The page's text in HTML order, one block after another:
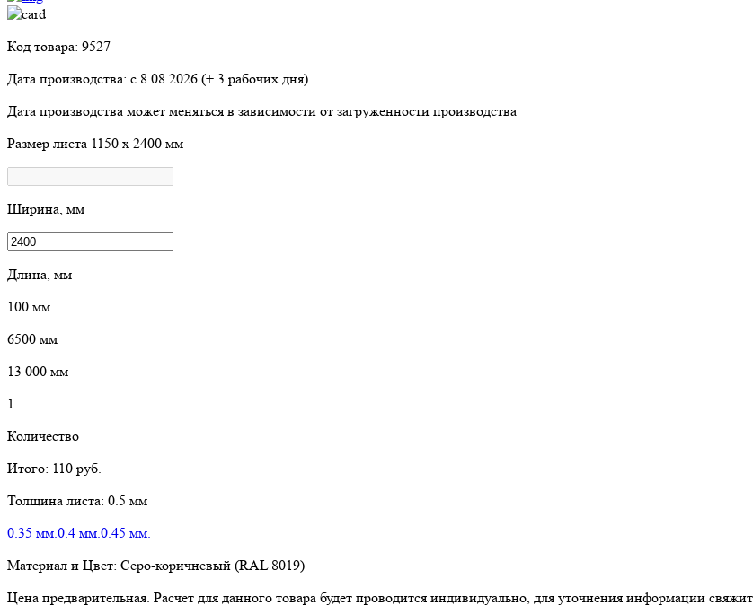
Код товара: 9527
Дата производства: с 8.08.2026 (+ 3 рабочих дня)
Дата производства может меняться в зависимости от загруженности производства
Размер листа 1150 х 2400 мм
Ширина, мм
Длина, мм
100 мм
6500 мм
13 000 мм
1
Количество
Итого: 110 руб.
Толщина листа: 0.5 мм
0.35 мм. 0.4 мм. 0.45 мм.
Материал и Цвет: Серо-коричневый (RAL 8019)
Цена предварительная. Расчет для данного товара будет проводится индивидуально, для уточнения информации